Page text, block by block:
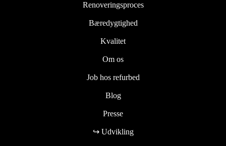
Renoveringsproces
Bæredygtighed
Kvalitet
Om os
Job hos refurbed
Blog
Presse
↪ Udvikling